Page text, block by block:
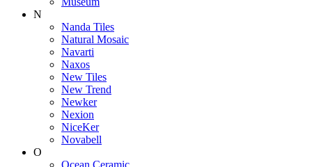
N
Nanda Tiles
Natural Mosaic
Navarti
Naxos
New Tiles
New Trend
Newker
Nexion
NiceKer
Novabell
O
Ocean Ceramic